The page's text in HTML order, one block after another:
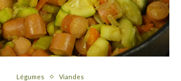
Légumes Viandes